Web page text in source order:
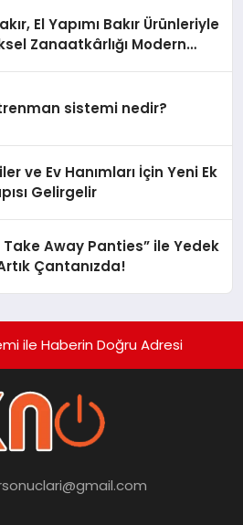
El Yapımı Bakır Ürünleriyle
Zanaatkârlığı Modern
sistemi nedir?
ve Ev Hanımları İçin Yeni Ek
Gelirgelir
Take Away Panties” ile Yedek
Çantanızda!
ile Haberin Doğru Adresi